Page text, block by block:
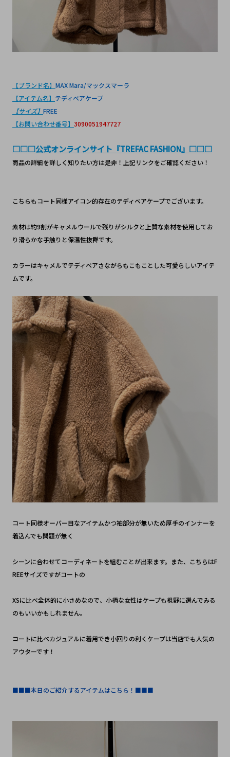
【ブランド名】 MAX Mara/マックスマーラ
【アイテム名】 テディベアケープ
【サイズ】 FREE
【お問い合わせ番号】 3090051947727
□□□公式オンラインサイト『TREFAC FASHION』□□□
商品の詳細を詳しく知りたい方は是非！上記リンクをご確認ください！
こちらもコート同様アイコン的存在のテディベアケープでございます。
素材は約9割がキャメルウールで残りがシルクと上質な素材を使用してお
り滑らかな手触りと保温性抜群です。
カラーはキャメルでテディベアさながらもこもことした可愛らしいアイテ
ムです。
コート同様オーバー目なアイテムかつ袖部分が無いため厚手のインナーを
着込んでも問題が無く
シーンに合わせてコーディネートを組むことが出来ます。また、こちらはF
REEサイズですがコートの
XSに比べ全体的に小さめなので、小柄な女性はケープも視野に選んでみる
のもいいかもしれません。
コートに比べカジュアルに着用でき小回りの利くケープは当店でも人気の
アウターです！
■■■本日のご紹介するアイテムはこちら！■■■